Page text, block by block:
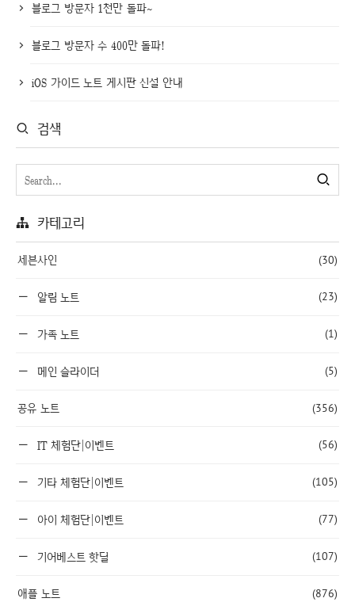
블로그 방문자 1천만 돌파~
블로그 방문자 수 400만 돌파!
iOS 가이드 노트 게시판 신설 안내
검색
카테고리
세븐사인 (30)
알림 노트 (23)
가족 노트 (1)
메인 슬라이더 (5)
공유 노트 (356)
IT 체험단|이벤트 (56)
기타 체험단|이벤트 (105)
아이 체험단|이벤트 (77)
기어베스트 핫딜 (107)
애플 노트 (876)